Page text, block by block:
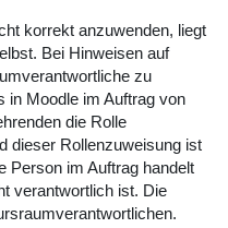
korrekt anzuwenden, liegt
Bei Hinweisen auf
zu
in Moodle im Auftrag von
die Rolle
dieser Rollenzuweisung ist
Person im Auftrag handelt
verantwortlich ist. Die